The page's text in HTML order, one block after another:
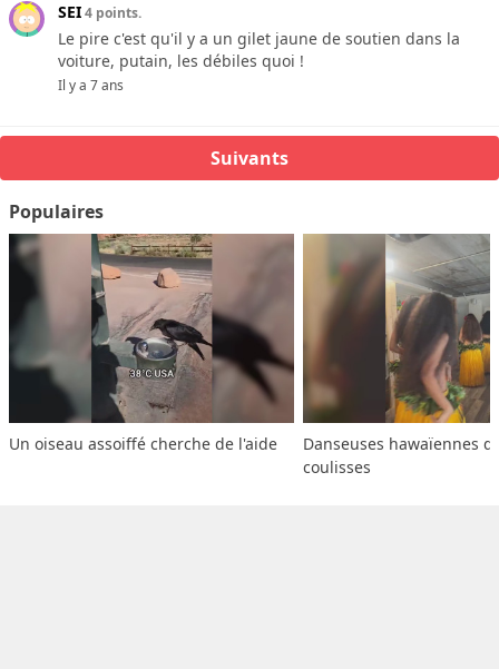
SEI4 points.
Le pire c'est qu'il y a un gilet jaune de soutien dans la
voiture, putain, les débiles quoi !
Il y a 7 ans
Suivants
Populaires
Un oiseau assoiffé cherche de l'aide
Danseuses hawaïennes
coulisses